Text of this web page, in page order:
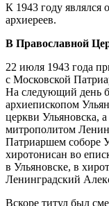
К 1943 году являлся
архиереев.
В Православной
22 июля 1943 года
с Московской
На следующий день
архиепископом
церкви Ульяновска,
митрополитом
Патриаршем соборе
хиротонисан во
в Ульяновске, в
Ленинградский
Вскоре титул был